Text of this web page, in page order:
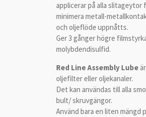
applicerar på alla
minimera metall-
och oljeflöde uppnåtts.
Ger 3 gånger högre
molybdendisulfid.
Red Line Assembly Lube
oljefilter eller oljekanaler.
Det kan användas till alla
bult/ skruvgängor.
Använd bara en liten mängd